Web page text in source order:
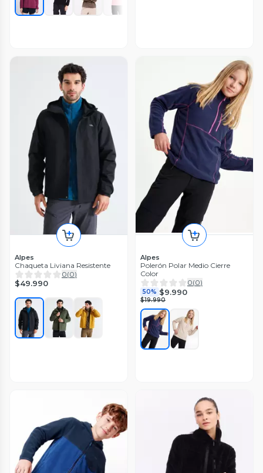
Alpes
Chaqueta Liviana Resistente
0(0)
$49.990
Alpes
Polerón Polar Medio Cierre
Color
0(0)
50% $9.990
$19.990